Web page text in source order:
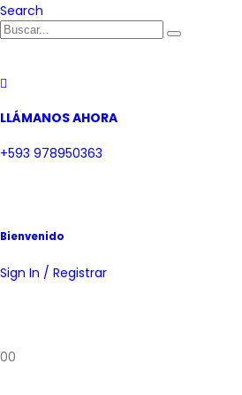
Search
LLÁMANOS AHORA
+593 978950363
Bienvenido
Sign In / Registrar
00